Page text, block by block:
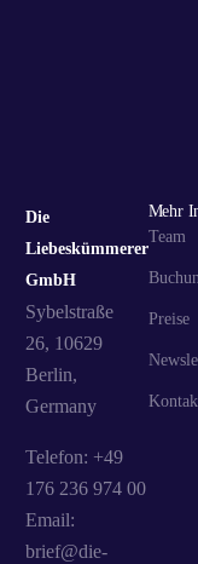
Die
Liebeskümmerer
GmbH
Sybelstraße
26, 10629
Berlin,
Germany
Telefon: +49
176 236 974 00
Email:
brief@die-
Mehr
Team
Preise